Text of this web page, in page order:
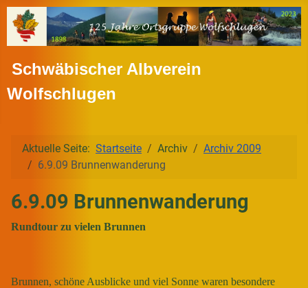
Schwäbischer Albverein
Wolfschlugen
Aktuelle Seite: Startseite Archiv
Archiv 2009
6.9.09 Brunnenwanderung
6.9.09 Brunnenwanderung
Rundtour zu vielen Brunnen
Brunnen, schöne Ausblicke und viel Sonne waren besondere